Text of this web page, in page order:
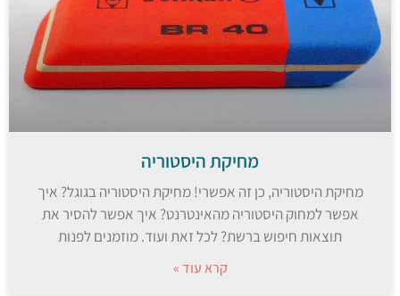
מחיקת היסטוריה
מחיקת היסטוריה, כן זה אפשרי! מחיקת היסטוריה בגוגל? איך
אפשר למחוק היסטוריה מהאינטרנט? איך אפשר להסיר את
תוצאות חיפוש ברשת? לכל זאת ועוד. מוזמנים לפנות
קרא עוד »